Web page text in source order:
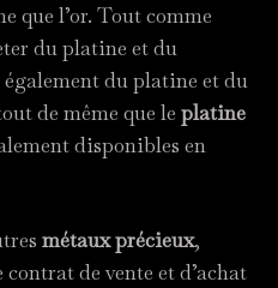
que l’or. Tout comme
du platine et du
du platine et du
de même que le platine
disponibles en
métaux précieux,
de vente et d’achat